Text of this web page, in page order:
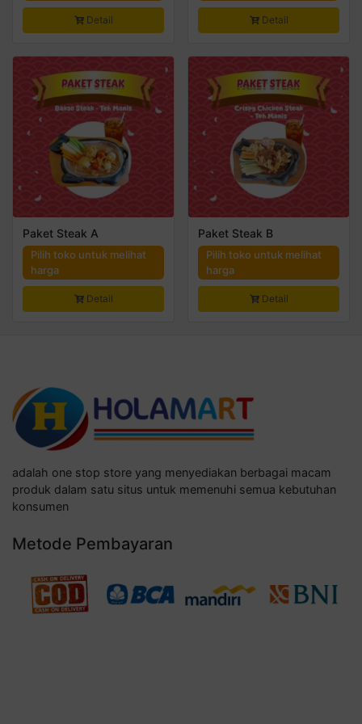
Detail Detail
Paket Steak A
Pilih toko untuk melihat
harga
Detail
Paket Steak B
Pilih toko untuk melihat
harga
Detail
adalah one stop store yang menyediakan berbagai macam
produk dalam satu situs untuk memenuhi semua kebutuhan
konsumen
Metode Pembayaran